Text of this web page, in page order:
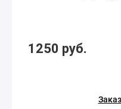
1250 руб.